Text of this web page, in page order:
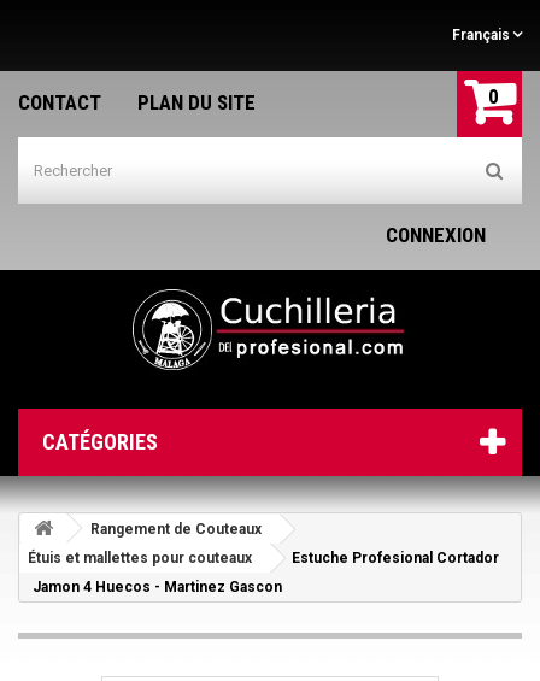
Français
CONTACT PLAN DU SITE 0
CONNEXION
CATÉGORIES
Rangement de Couteaux
Étuis et mallettes pour couteaux
Estuche Profesional Cortador
Jamon 4 Huecos - Martinez Gascon